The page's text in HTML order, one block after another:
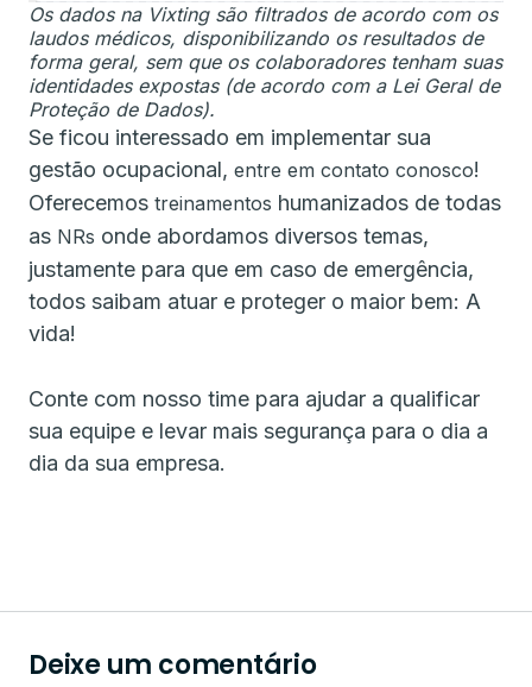
Os dados na Vixting são filtrados de acordo com os
laudos médicos, disponibilizando os resultados de
forma geral, sem que os colaboradores tenham suas
identidades expostas (de acordo com a Lei Geral de
Proteção de Dados).
Se ficou interessado em implementar sua
gestão ocupacional, entre em contato conosco!
Oferecemos treinamentos humanizados de todas
as NRs onde abordamos diversos temas,
justamente para que em caso de emergência,
todos saibam atuar e proteger o maior bem: A
vida!
Conte com nosso time para ajudar a qualificar
sua equipe e levar mais segurança para o dia a
dia da sua empresa.
Deixe um comentário